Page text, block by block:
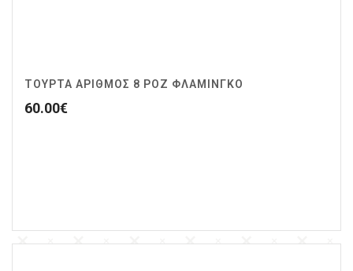
ΤΟΥΡΤΑ ΑΡΙΘΜΟΣ 8 ΡΟΖ ΦΛΑΜΙΝΓΚΟ
60.00€